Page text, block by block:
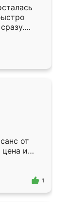
к
даже
от
и
1